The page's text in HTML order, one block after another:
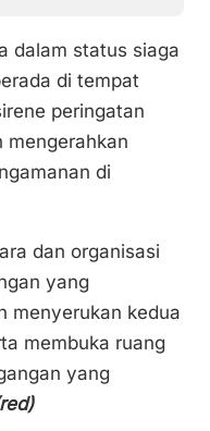
dalam status siaga
di tempat
peringatan
mengerahkan
di
dan organisasi
yang
menyerukan kedua
membuka ruang
yang